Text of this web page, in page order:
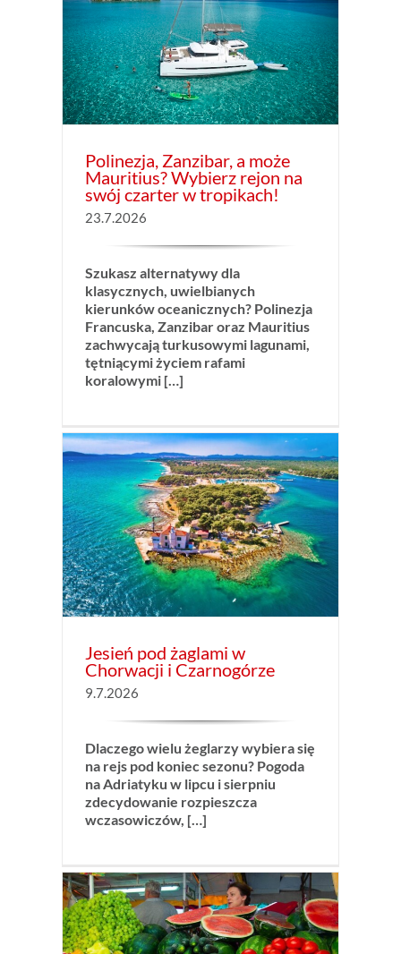
Polinezja, Zanzibar, a może
Mauritius? Wybierz rejon na
swój czarter w tropikach!
23.7.2026
Szukasz alternatywy dla
klasycznych, uwielbianych
kierunków oceanicznych? Polinezja
Francuska, Zanzibar oraz Mauritius
zachwycają turkusowymi lagunami,
tętniącymi życiem rafami
koralowymi […]
Jesień pod żaglami w
Chorwacji i Czarnogórze
9.7.2026
Dlaczego wielu żeglarzy wybiera się
na rejs pod koniec sezonu? Pogoda
na Adriatyku w lipcu i sierpniu
zdecydowanie rozpieszcza
wczasowiczów, […]